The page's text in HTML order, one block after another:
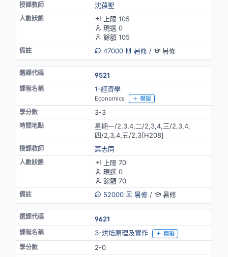
沈葆聖
上限 105
現選 0
餘額 105
47000
暑修/ 暑修
9521
1-經濟學
Economics 模擬
3-3
星期一/2,3,4,二/2,3,4,三/2,3,4,
四/2,3,4,五/2,3[H208]
蕭志同
上限 70
現選 0
餘額 70
52000
暑修/ 暑修
9621
3-烘焙原理及實作
模擬
2-0